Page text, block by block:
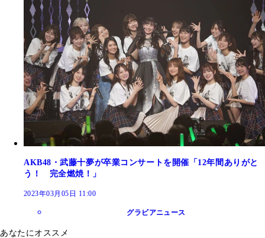
AKB48・武藤十夢が卒業コンサートを開催「12年間ありがと
う！ 完全燃焼！」
2023年03月05日 11:00
グラビアニュース
あなたにオススメ